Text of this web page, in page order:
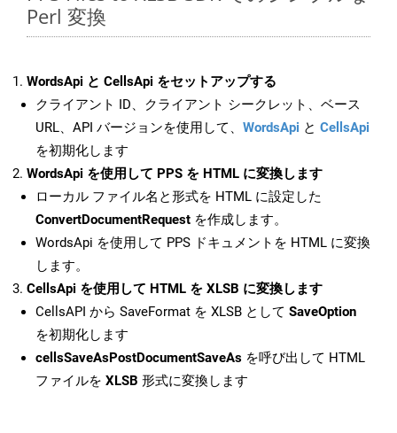
Perl 変換
WordsApi と CellsApi をセットアップする
クライアント ID、クライアント シークレット、ベース
URL、API バージョンを使用して、 WordsApi と CellsApi
を初期化します
WordsApi を使用して PPS を HTML に変換します
ローカル ファイル名と形式を HTML に設定した
ConvertDocumentRequest を作成します。
WordsApi を使用して PPS ドキュメントを HTML に変換
します。
CellsApi を使用して HTML を XLSB に変換します
CellsAPI から SaveFormat を XLSB として SaveOption
を初期化します
cellsSaveAsPostDocumentSaveAs を呼び出して HTML
ファイルを XLSB 形式に変換します